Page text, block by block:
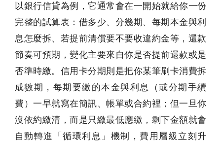
以銀行信貸為例，它通常會在一開始就給你一份
完整的試算表：借多少、分幾期、每期本金與利
息怎麼拆、若提前清償要不要收違約金等，還款
節奏可預期，變化主要來自你是否提前還款或是
否準時繳。信用卡分期則是把你某筆刷卡消費拆
成數期，每期要繳的本金與利息（或分期手續
費）一早就寫在簡訊、帳單或合約裡；但一旦你
沒依約繳清，而是只繳最低應繳，剩下金額就會
自動轉進「循環利息」機制，費用層級立刻升